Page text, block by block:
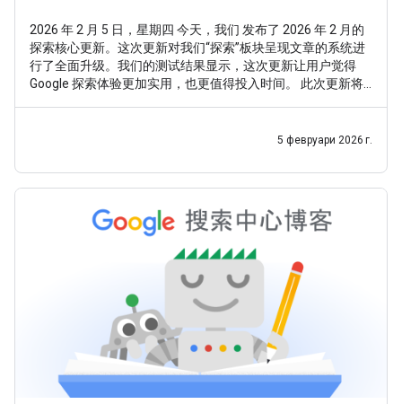
2026 年 2 月 5 日，星期四 今天，我们 发布了 2026 年 2 月的
探索核心更新。这次更新对我们“探索”板块呈现文章的系统进
行了全面升级。我们的测试结果显示，这次更新让用户觉得
Google 探索体验更加实用，也更值得投入时间。 此次更新将
准识别其专业性。因此，无论网站在多个领域拥有专业知识，
5 февруари 2026 г.